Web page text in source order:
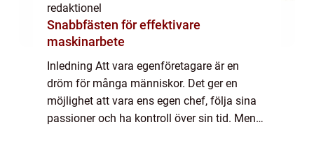
redaktionel
Snabbfästen för effektivare
maskinarbete
Inledning Att vara egenföretagare är en
dröm för många människor. Det ger en
möjlighet att vara ens egen chef, följa sina
passioner och ha kontroll över sin tid. Men